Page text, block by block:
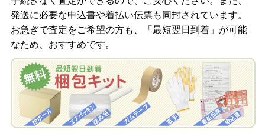
梱包キットをメールで申し込み
査定結果をメールで確認し、梱包キット
を申し込みます。梱包キットは送料無料
でお届けします。
自宅でおもちゃを発送・梱包
梱包キットに同封する発送ガイドの手順
梱包キットをLINEで申し込み
査定結果をLINEで確認し、梱包キットを
申し込みます。梱包キットは送料無料で
お届けします。
自宅でおもちゃを発送・梱包
発送に必要な申込書や着払い伝票も同封されています。
お急ぎで査定をご希望の方も、「最短翌日到着」が可能
なため、おすすめです。